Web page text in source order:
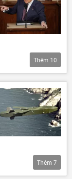
Thêm 10
Thêm 7